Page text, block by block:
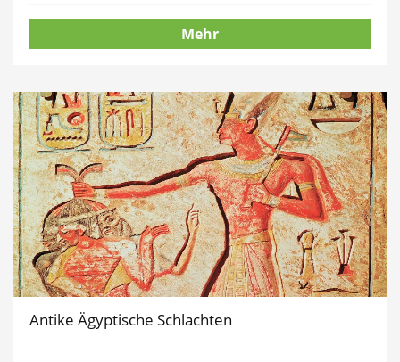
Mehr
Antike Ägyptische Schlachten